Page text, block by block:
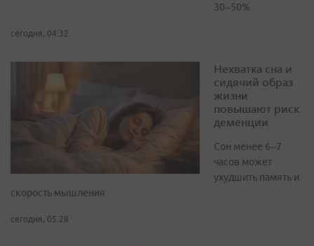
30–50%
сегодня, 04:32
Нехватка сна и
сидячий образ
жизни
повышают риск
деменции
Сон менее 6–7
часов может
ухудшить память и
скорость мышления
сегодня, 05:28